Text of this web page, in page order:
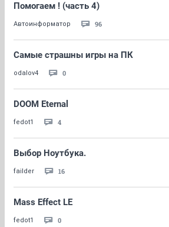
Помогаем ! (часть 4)
Автоинформатор 96
Самые страшны игры на ПК
odalov4 0
DOOM Eternal
fedot1 4
Выбор Ноутбука.
failder 16
Mass Effect LE
fedot1 0